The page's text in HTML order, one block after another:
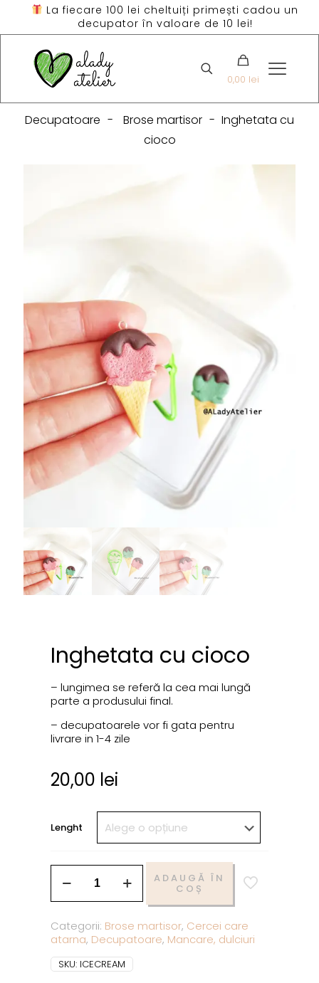
La fiecare 100 lei cheltuiți primești cadou un
decupator în valoare de 10 lei!
0,00 lei
Decupatoare - Brose martisor - Inghetata cu
cioco
Inghetata cu cioco
– lungimea se referă la cea mai lungă
parte a produsului final.
– decupatoarele vor fi gata pentru
livrare in 1-4 zile
20,00 lei
Lenght
ADAUGĂ ÎN
COȘ
Categorii: Brose martisor, Cercei care
atarna, Decupatoare, Mancare, dulciuri
SKU: ICECREAM